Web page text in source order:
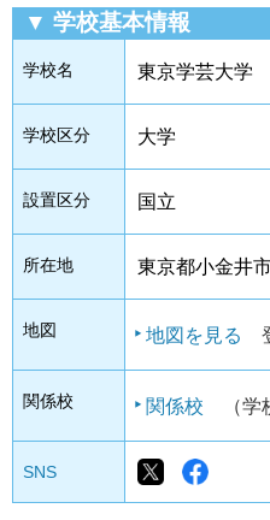
▼ 学校基本情報
学校名 東京学芸大学
学校区分 大学
設置区分 国立
所在地 東京都小金井
地図 地図を見る
関係校 関係校 （学
SNS